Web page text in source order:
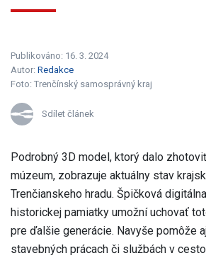
Publikováno: 16. 3. 2024
Autor: Redakce
Foto: Trenčínský samosprávný kraj
Sdílet článek
Podrobný 3D model, ktorý dalo
múzeum, zobrazuje aktuálny stav
Trenčianskeho hradu. Špičková
historickej pamiatky umožní uchovať
pre ďalšie generácie. Navyše pomôže
stavebných prácach či službách v